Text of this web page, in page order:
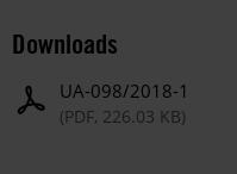
Downloads
UA-098/2018-1
(PDF, 226.03 KB)